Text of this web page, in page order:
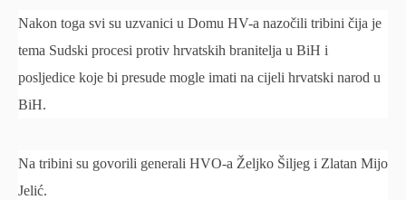
Nakon toga svi su uzvanici u Domu HV-a nazočili tribini čija je
tema Sudski procesi protiv hrvatskih branitelja u BiH i
posljedice koje bi presude mogle imati na cijeli hrvatski narod u
BiH.
Na tribini su govorili generali HVO-a Željko Šiljeg i Zlatan Mijo
Jelić.